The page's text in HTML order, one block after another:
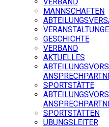
VERBAND
MANNSCHAFTEN
GESCHICHTE
VERBAND
AKTUELLES
SPORTSTÄTTE
SPORTSTÄTTEN
ÜBUNGSLEITER